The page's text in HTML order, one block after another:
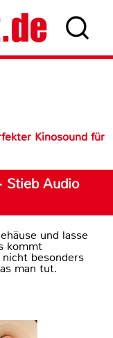
Kinosound für
Stieb Audio
und lasse
kommt
besonders
man tut.